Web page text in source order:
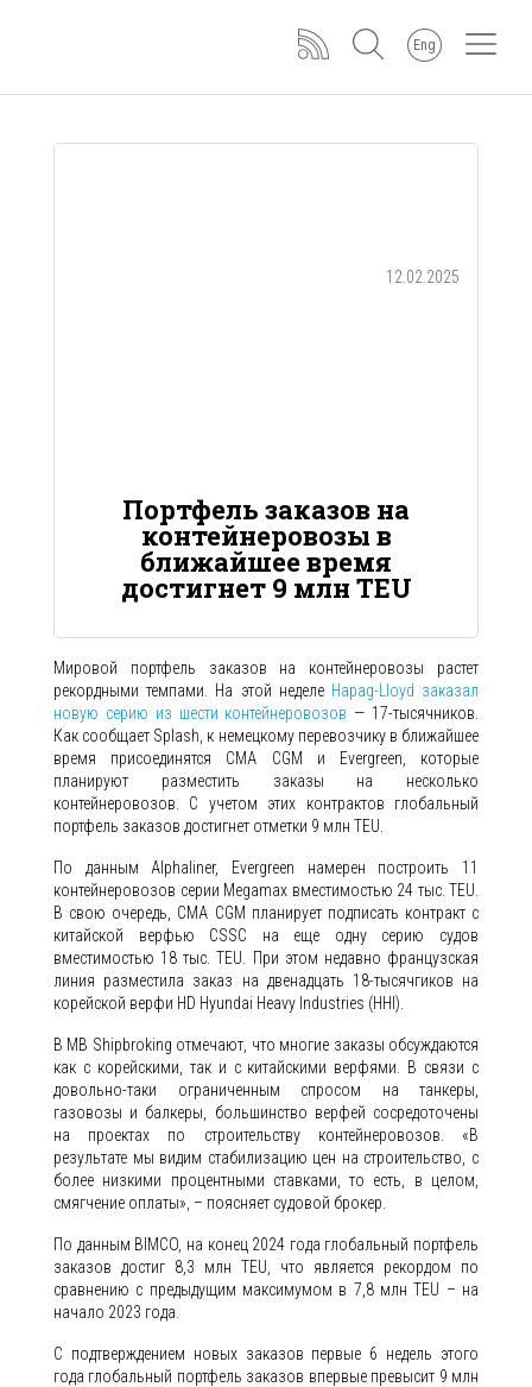
Eng
12.02.2025
Портфель заказов на
контейнеровозы в
ближайшее время
достигнет 9 млн TEU
Мировой портфель заказов на контейнеровозы растет
рекордными темпами. На этой неделе Hapag-Lloyd заказал
новую серию из шести контейнеровозов — 17-тысячников.
Как сообщает Splash, к немецкому перевозчику в ближайшее
время присоединятся CMA CGM и Evergreen, которые
планируют разместить заказы на несколько
контейнеровозов. С учетом этих контрактов глобальный
портфель заказов достигнет отметки 9 млн TEU.
По данным Alphaliner, Evergreen намерен построить 11
контейнеровозов серии Megamax вместимостью 24 тыс. TEU.
В свою очередь, CMA CGM планирует подписать контракт с
китайской верфью CSSC на еще одну серию судов
вместимостью 18 тыс. TEU. При этом недавно французская
линия разместила заказ на двенадцать 18-тысячгиков на
корейской верфи HD Hyundai Heavy Industries (HHI).
В MB Shipbroking отмечают, что многие заказы обсуждаются
как с корейскими, так и с китайскими верфями. В связи с
довольно-таки ограниченным спросом на танкеры,
газовозы и балкеры, большинство верфей сосредоточены
на проектах по строительству контейнеровозов. «В
результате мы видим стабилизацию цен на строительство, с
более низкими процентными ставками, то есть, в целом,
смягчение оплаты», – поясняет судовой брокер.
По данным BIMCO, на конец 2024 года глобальный портфель
заказов достиг 8,3 млн TEU, что является рекордом по
сравнению с предыдущим максимумом в 7,8 млн TEU – на
начало 2023 года.
С подтверждением новых заказов первые 6 недель этого
года глобальный портфель заказов впервые превысит 9 млн